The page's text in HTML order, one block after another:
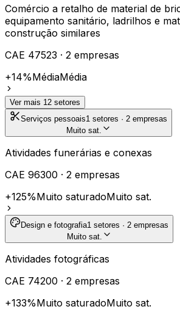
Comércio a retalho de material de
equipamento sanitário, ladrilhos e
construção similares
CAE 47523 · 2 empresas
+14%MédiaMédia
Ver mais 12 setores
Serviços pessoais1 setores · 2 empresas
Muito sat.
Atividades funerárias e conexas
CAE 96300 · 2 empresas
+125%Muito saturadoMuito sat.
Design e fotografia1 setores · 2 empresas
Muito sat.
Atividades fotográficas
CAE 74200 · 2 empresas
+133%Muito saturadoMuito sat.